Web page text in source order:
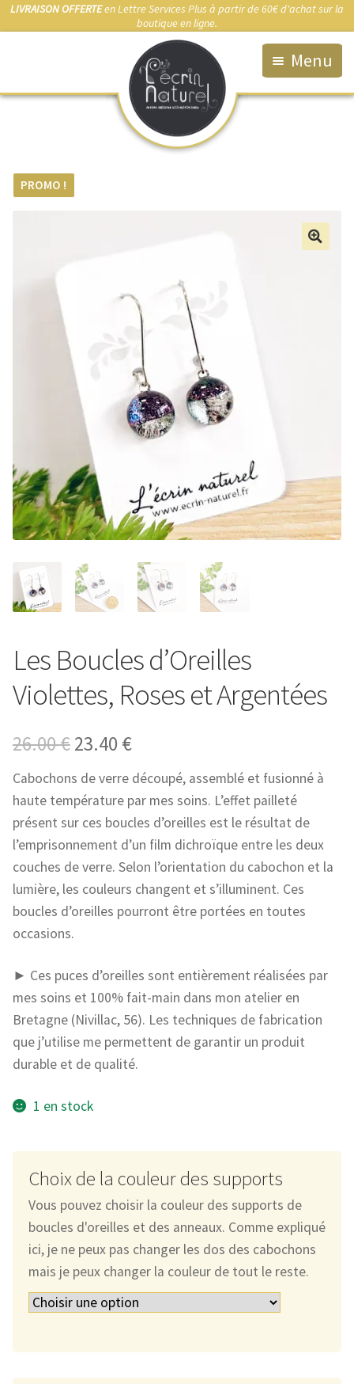
LIVRAISON OFFERTEen Lettre Services Plus à partir de 60€ d'achat sur la
boutique en ligne.
Menu
Accueil
La Boutique
Bijou sur-mesure
Marchés & Points de vente
Anti-allergies
Entretien de votre bijou
Votre Panier
Contact
PROMO !
Les Boucles d’Oreilles
Violettes, Roses et Argentées
26.00€Le
prix
initial
était :
26.00 €.
23.40 €Le
prix
actuel
est :
23.40 €.
Cabochons de verre découpé, assemblé et fusionné à
haute température par mes soins. L’effet pailleté
présent sur ces boucles d’oreilles est le résultat de
l’emprisonnement d’un film dichroïque entre les deux
couches de verre. Selon l’orientation du cabochon et la
lumière, les couleurs changent et s’illuminent. Ces
boucles d’oreilles pourront être portées en toutes
occasions.
► Ces puces d’oreilles sont entièrement réalisées par
mes soins et 100% fait-main dans mon atelier en
Bretagne (Nivillac, 56). Les techniques de fabrication
que j’utilise me permettent de garantir un produit
durable et de qualité.
1 en stock
Choix de la couleur des supports
Vous pouvez choisir la couleur des supports de
boucles d'oreilles et des anneaux. Comme expliqué
ici, je ne peux pas changer les dos des cabochons
mais je peux changer la couleur de tout le reste.